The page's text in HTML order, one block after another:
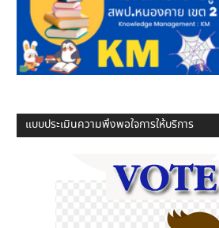
แบบประเมินความพึงพอใจการให้บริการ